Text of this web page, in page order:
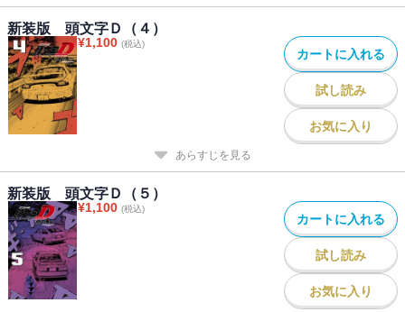
新装版 頭文字Ｄ（４）
¥1,100 (税込)
カートに入れる
試し読み
お気に入り
あらすじを見る
新装版 頭文字Ｄ（５）
¥1,100 (税込)
カートに入れる
試し読み
お気に入り